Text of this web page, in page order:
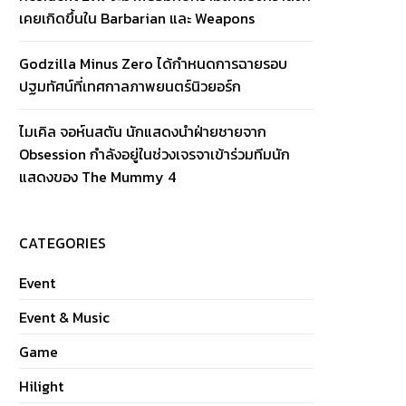
เคยเกิดขึ้นใน Barbarian และ Weapons
Godzilla Minus Zero ได้กำหนดการฉายรอบ
ปฐมทัศน์ที่เทศกาลภาพยนตร์นิวยอร์ก
ไมเคิล จอห์นสตัน นักแสดงนำฝ่ายชายจาก
Obsession กำลังอยู่ในช่วงเจรจาเข้าร่วมทีมนัก
แสดงของ The Mummy 4
CATEGORIES
Event
Event & Music
Game
Hilight